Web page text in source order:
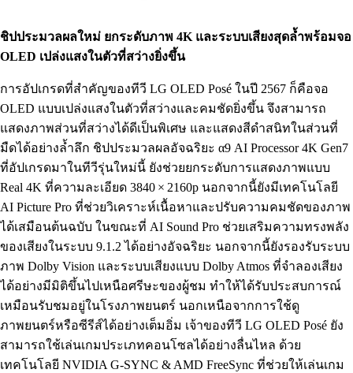
ชิปประมวลผลใหม่ ยกระดับภาพ 4K และระบบเสียงสุดล้ำพร้อมจอ
OLED เปล่งแสงในตัวที่สว่างยิ่งขึ้น
การอัปเกรดที่สำคัญของทีวี LG OLED Posé ในปี 2567 ก็คือจอ
OLED แบบเปล่งแสงในตัวที่สว่างและคมชัดยิ่งขึ้น จึงสามารถ
แสดงภาพส่วนที่สว่างได้ดีเป็นพิเศษ และแสดงสีดำสนิทในส่วนที่
มืดได้อย่างล้ำลึก ชิปประมวลผลอัจฉริยะ α9 AI Processor 4K Gen7
ที่อัปเกรดมาในทีวีรุ่นใหม่นี้ ยังช่วยยกระดับการแสดงภาพแบบ
Real 4K ที่ความละเอียด 3840 × 2160p นอกจากนี้ยังมีเทคโนโลยี
AI Picture Pro ที่ช่วยวิเคราะห์เนื้อหาและปรับความคมชัดของภาพ
ได้เสมือนต้นฉบับ ในขณะที่ AI Sound Pro ช่วยเสริมความทรงพลัง
ของเสียงในระบบ 9.1.2 ได้อย่างอัจฉริยะ นอกจากนี้ยังรองรับระบบ
ภาพ Dolby Vision และระบบเสียงแบบ Dolby Atmos ที่จำลองเสียง
ได้อย่างมีมิติขึ้นไปเหนือศรีษะของผู้ชม ทำให้ได้รับประสบการณ์
เหมือนรับชมอยู่ในโรงภาพยนตร์ นอกเหนือจากการใช้ดู
ภาพยนตร์หรือซีรีส์ได้อย่างเต็มอิ่ม เจ้าของทีวี LG OLED Posé ยัง
สามารถใช้เล่นเกมประเภทคอนโซลได้อย่างลื่นไหล ด้วย
เทคโนโลยี NVIDIA G-SYNC & AMD FreeSync ที่ช่วยให้เล่นเกม